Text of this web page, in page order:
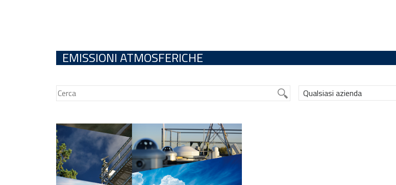
EMISSIONI ATMOSFERICHE
Qualsiasi azienda